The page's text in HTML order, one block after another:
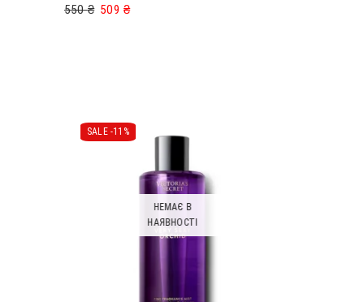
550₴ 509₴
SALE -11%
НЕМАЄ В
НАЯВНОСТІ